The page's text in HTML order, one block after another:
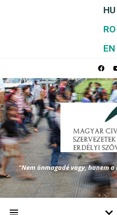
HU
RO
EN
"Nem önmagadé vagy, hanem a